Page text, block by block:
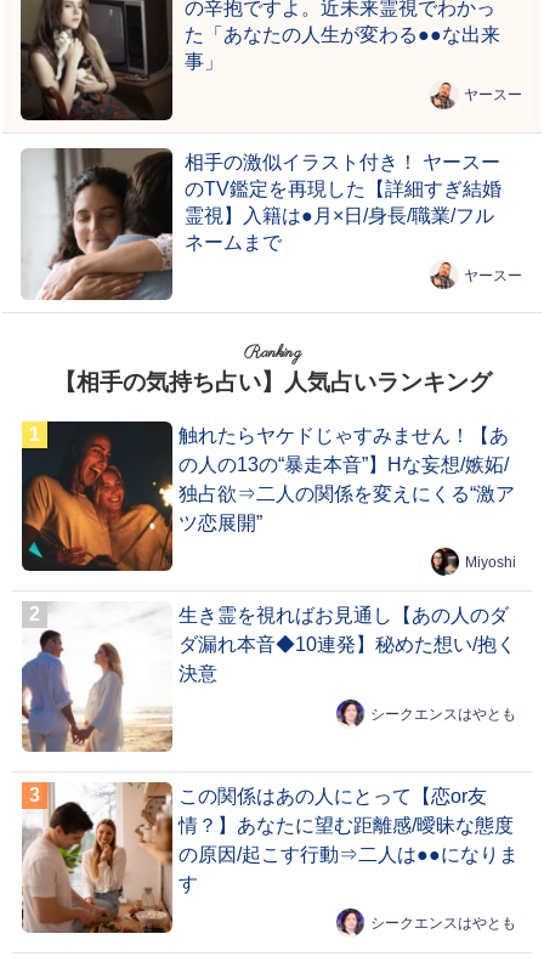
の辛抱ですよ。近未来霊視でわかっ
た「あなたの人生が変わる●●な出来
事」
ヤースー
相手の激似イラスト付き！ ヤースー
のTV鑑定を再現した【詳細すぎ結婚
霊視】入籍は●月×日/身長/職業/フル
ネームまで
ヤースー
Ranking
【相手の気持ち占い】人気占いランキング
触れたらヤケドじゃすみません！【あ
の人の13の“暴走本音”】Hな妄想/嫉妬/
独占欲⇒二人の関係を変えにくる“激ア
ツ恋展開”
Miyoshi
生き霊を視ればお見通し【あの人のダ
ダ漏れ本音◆10連発】秘めた想い/抱く
決意
シークエンスはやとも
この関係はあの人にとって【恋or友
情？】あなたに望む距離感/曖昧な態度
の原因/起こす行動⇒二人は●●になりま
す
シークエンスはやとも